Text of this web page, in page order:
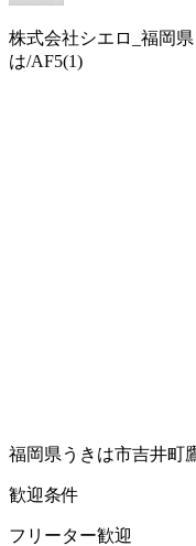
株式会社シエロ_福岡
は/AF5(1)
福岡県うきは市吉井町
歓迎条件
フリーター歓迎